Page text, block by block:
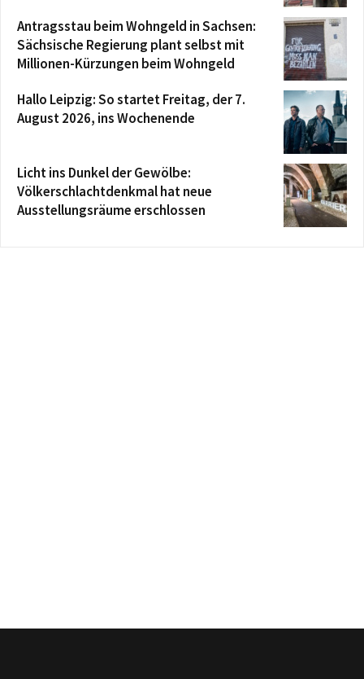
Antragsstau beim Wohngeld in Sachsen:
Sächsische Regierung plant selbst mit
Millionen-Kürzungen beim Wohngeld
Hallo Leipzig: So startet Freitag, der 7.
August 2026, ins Wochenende
Licht ins Dunkel der Gewölbe:
Völkerschlachtdenkmal hat neue
Ausstellungsräume erschlossen